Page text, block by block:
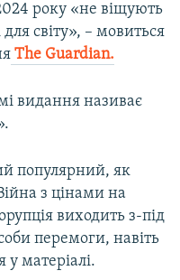
року «не віщують
для світу», – мовиться
The Guardian.
видання називає
популярний, як
з цінами на
виходить з-під
перемоги, навіть
у матеріалі.